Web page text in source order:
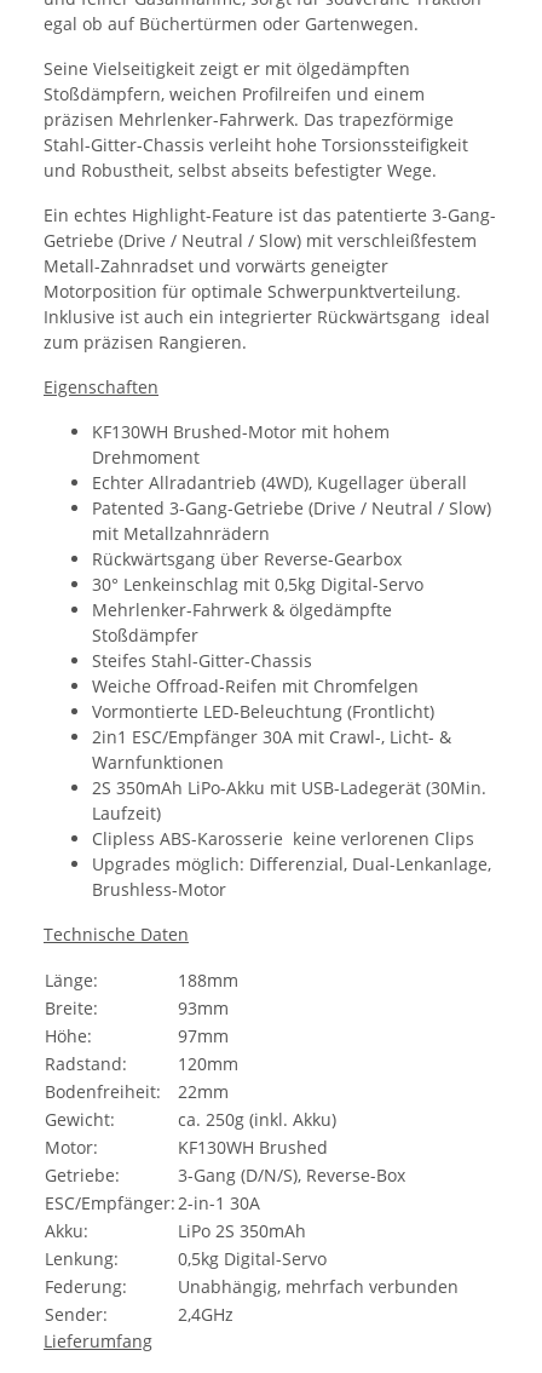
egal ob auf Büchertürmen oder Gartenwegen.
Seine Vielseitigkeit zeigt er mit ölgedämpften
Stoßdämpfern, weichen Profilreifen und einem
präzisen Mehrlenker-Fahrwerk. Das trapezförmige
Stahl-Gitter-Chassis verleiht hohe Torsionssteifigkeit
und Robustheit, selbst abseits befestigter Wege.
Ein echtes Highlight-Feature ist das patentierte 3-Gang-
Getriebe (Drive / Neutral / Slow) mit verschleißfestem
Metall-Zahnradset und vorwärts geneigter
Motorposition für optimale Schwerpunktverteilung.
Inklusive ist auch ein integrierter Rückwärtsgang  ideal
zum präzisen Rangieren.
Eigenschaften
KF130WH Brushed-Motor mit hohem
Drehmoment
Echter Allradantrieb (4WD), Kugellager überall
Patented 3-Gang-Getriebe (Drive / Neutral / Slow)
mit Metallzahnrädern
Rückwärtsgang über Reverse-Gearbox
30° Lenkeinschlag mit 0,5kg Digital-Servo
Mehrlenker-Fahrwerk & ölgedämpfte
Stoßdämpfer
Steifes Stahl-Gitter-Chassis
Weiche Offroad-Reifen mit Chromfelgen
Vormontierte LED-Beleuchtung (Frontlicht)
2in1 ESC/Empfänger 30A mit Crawl-, Licht- &
Warnfunktionen
2S 350mAh LiPo-Akku mit USB-Ladegerät (30Min.
Laufzeit)
Clipless ABS-Karosserie  keine verlorenen Clips
Upgrades möglich: Differenzial, Dual-Lenkanlage,
Brushless-Motor
Technische Daten
Länge:
188mm
Breite:
93mm
Höhe:
97mm
Radstand:
120mm
Bodenfreiheit:
22mm
Gewicht:
ca. 250g (inkl. Akku)
Motor:
KF130WH Brushed
Getriebe:
3-Gang (D/N/S), Reverse-Box
ESC/Empfänger:2-in-1 30A
Akku:
LiPo 2S 350mAh
Lenkung:
0,5kg Digital-Servo
Federung:
Unabhängig, mehrfach verbunden
Sender:
2,4GHz
Lieferumfang